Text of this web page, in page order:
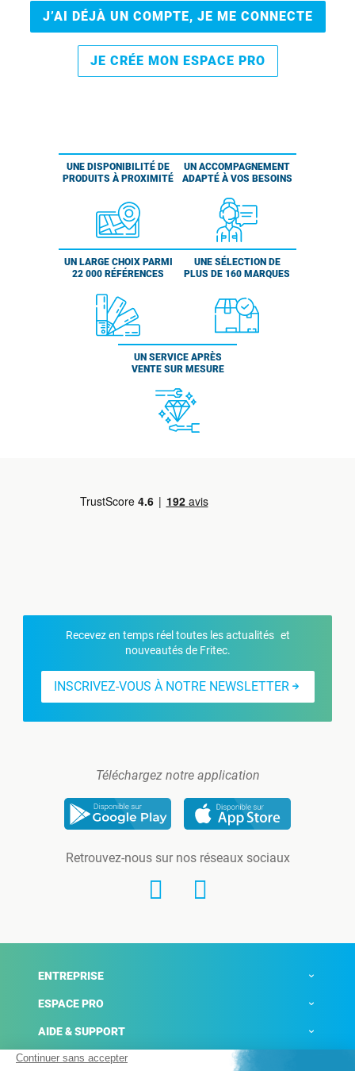
J’AI DÉJÀ UN COMPTE, JE ME CONNECTE
JE CRÉE MON ESPACE PRO
UNE DISPONIBILITÉ DE
PRODUITS À PROXIMITÉ
UN ACCOMPAGNEMENT
ADAPTÉ À VOS BESOINS
UN LARGE CHOIX PARMI
22 000 RÉFÉRENCES
UNE SÉLECTION DE
PLUS DE 160 MARQUES
UN SERVICE APRÈS
VENTE SUR MESURE
Recevez en temps réel toutes les actualités et
nouveautés de Fritec.
INSCRIVEZ-VOUS À NOTRE NEWSLETTER
Téléchargez notre application
Retrouvez-nous sur nos réseaux sociaux
ENTREPRISE
ESPACE PRO
AIDE & SUPPORT
ACTUALITÉS